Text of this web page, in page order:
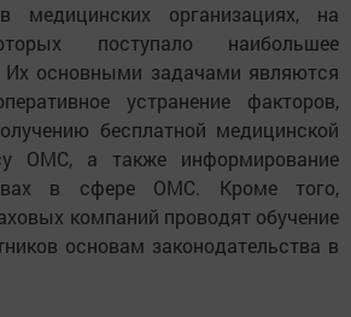
медицинских организациях, на
поступало наибольшее
Их основными задачами являются
устранение факторов,
бесплатной медицинской
ОМС, а также информирование
в сфере ОМС. Кроме того,
компаний проводят обучение
основам законодательства в